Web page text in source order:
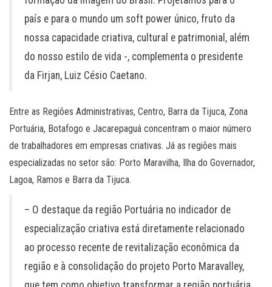
país e para o mundo um soft power único, fruto da
nossa capacidade criativa, cultural e patrimonial, além
do nosso estilo de vida -, complementa o presidente
da Firjan, Luiz Césio Caetano.
Entre as Regiões Administrativas, Centro, Barra da Tijuca, Zona
Portuária, Botafogo e Jacarepaguá concentram o maior número
de trabalhadores em empresas criativas. Já as regiões mais
especializadas no setor são: Porto Maravilha, Ilha do Governador,
Lagoa, Ramos e Barra da Tijuca.
– O destaque da região Portuária no indicador de
especialização criativa está diretamente relacionado
ao processo recente de revitalização econômica da
região e à consolidação do projeto Porto Maravalley,